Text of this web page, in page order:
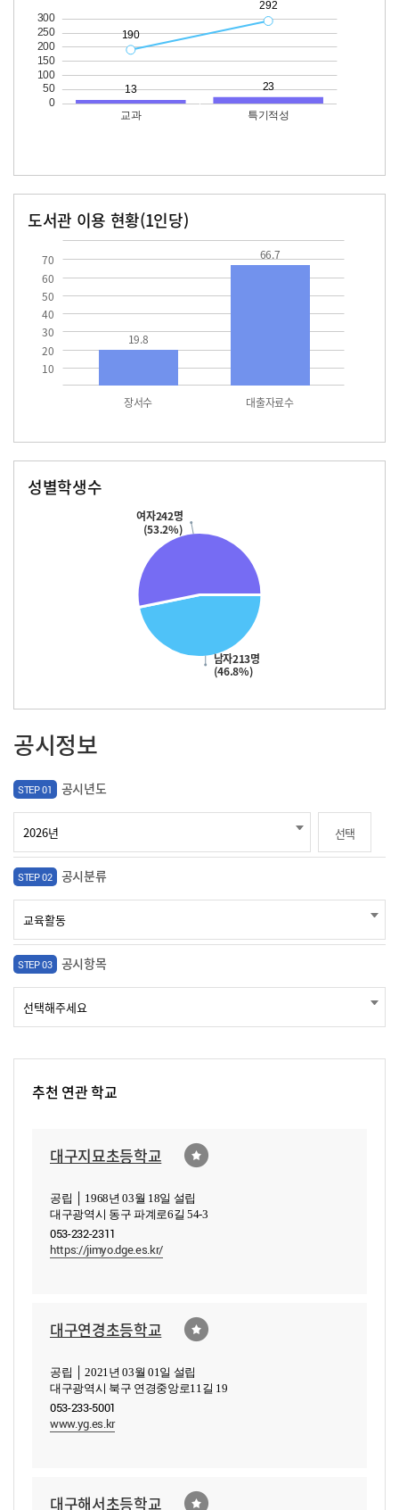
도서관 이용 현황(1인당)
10
20
30
40
50
60
70
장서수 대출자료수
19.8
66.7
성별학생수
남자213명
(46.8%)
여자242명
(53.2%)
공시정보
STEP 01 공시년도
선택
STEP 02 공시분류
STEP 03 공시항목
추천 연관 학교
대구지묘초등학교
공립 │ 1968년 03월 18일 설립
대구광역시 동구 파계로6길 54-3
053-232-2311
https://jimyo.dge.es.kr/
대구연경초등학교
공립 │ 2021년 03월 01일 설립
대구광역시 북구 연경중앙로11길 19
053-233-5001
www.yg.es.kr
대구해서초등학교